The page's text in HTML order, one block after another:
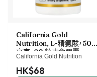
California Gold
Nutrition, L-精氨酸，500
毫克，60 粒素食膠囊
California Gold Nutrition
HK$68